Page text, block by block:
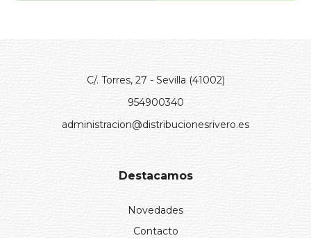
C/. Torres, 27 - Sevilla (41002)
954900340
administracion@distribucionesrivero.es
Destacamos
Novedades
Contacto